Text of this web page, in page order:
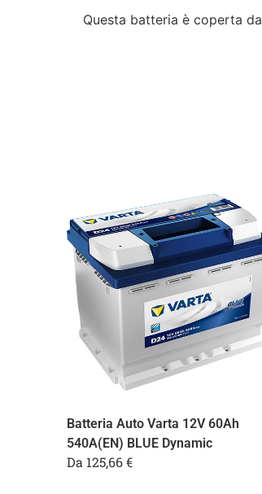
Questa batteria è coperta da
Batteria Auto Varta 12V 60Ah
540A(EN) BLUE Dynamic
Da 125,66€